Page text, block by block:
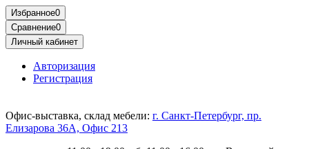
Избранное0
Сравнение0
Личный кабинет
Авторизация
Регистрация
Офис-выставка, склад мебели: г. Санкт-Петербург, пр.
Елизарова 36А, Офис 213